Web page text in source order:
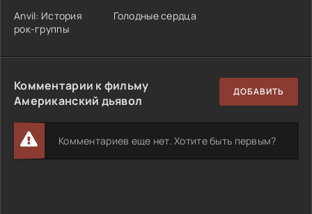
Anvil: История
рок-группы
Голодные сердца
Комментарии к фильму
Американский дьявол
ДОБАВИТЬ
Комментариев еще нет. Хотите быть первым?